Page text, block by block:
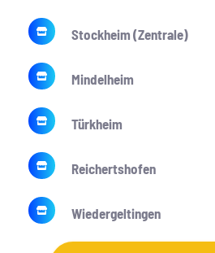
Stockheim (Zentrale)
Mindelheim
Türkheim
Reichertshofen
Wiedergeltingen